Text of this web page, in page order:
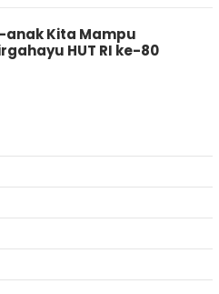
Kita Mampu
HUT RI ke-80